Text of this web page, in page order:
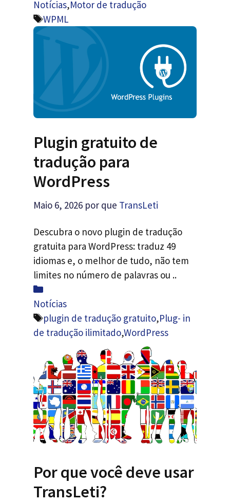
Notícias,Motor de tradução
Etiquetas
WPML
Plugin gratuito de
tradução para
WordPress
Maio 6, 2026 por que TransLeti
Descubra o novo plugin de tradução
gratuita para WordPress: traduz 49
idiomas e, o melhor de tudo, não tem
limites no número de palavras ou ..
Categorias
Notícias
Etiquetas
plugin de tradução gratuito,Plug- in
de tradução ilimitado,WordPress
Por que você deve usar
TransLeti?